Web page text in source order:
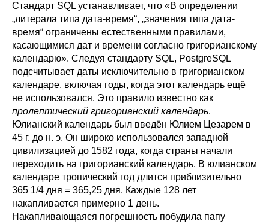
Стандарт SQL устанавливает, что «В определении
„литерала типа дата-время“, „значения типа дата-
время“ ограничены естественными правилами,
касающимися дат и времени согласно григорианскому
календарю». Следуя стандарту SQL, PostgreSQL
подсчитывает даты исключительно в григорианском
календаре, включая годы, когда этот календарь ещё
не использовался. Это правило известно как
пролептический григорианский календарь.
Юлианский календарь был введён Юлием Цезарем в
45 г. до н. э. Он широко использовался западной
цивилизацией до 1582 года, когда страны начали
переходить на григорианский календарь. В юлианском
календаре тропический год длится приблизительно
365 1/4 дня = 365,25 дня. Каждые 128 лет
накапливается примерно 1 день.
Накапливающаяся погрешность побудила папу